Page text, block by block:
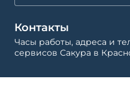
Контакты
Часы работы, адреса и
сервисов Сакура в